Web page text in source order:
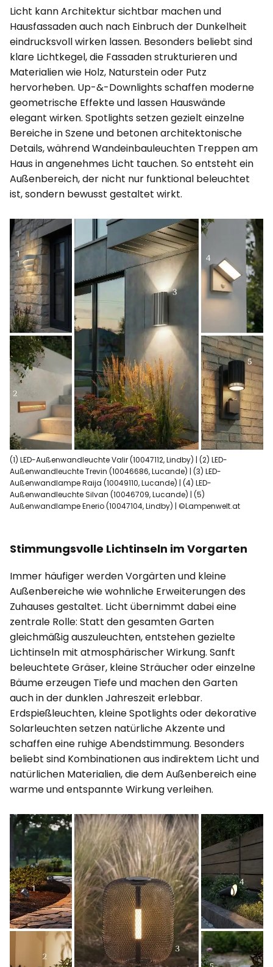
Licht kann Architektur sichtbar machen und
Hausfassaden auch nach Einbruch der Dunkelheit
eindrucksvoll wirken lassen. Besonders beliebt sind
klare Lichtkegel, die Fassaden strukturieren und
Materialien wie Holz, Naturstein oder Putz
hervorheben. Up-&-Downlights schaffen moderne
geometrische Effekte und lassen Hauswände
elegant wirken. Spotlights setzen gezielt einzelne
Bereiche in Szene und betonen architektonische
Details, während Wandeinbauleuchten Treppen am
Haus in angenehmes Licht tauchen. So entsteht ein
Außenbereich, der nicht nur funktional beleuchtet
ist, sondern bewusst gestaltet wirkt.
(1) LED-Außenwandleuchte Valir (10047112, Lindby) | (2) LED-
Außenwandleuchte Trevin (10046686, Lucande) | (3) LED-
Außenwandlampe Raija (10049110, Lucande) | (4) LED-
Außenwandleuchte Silvan (10046709, Lucande) | (5)
Außenwandlampe Enerio (10047104, Lindby) | ©Lampenwelt.at
Stimmungsvolle Lichtinseln im Vorgarten
Immer häufiger werden Vorgärten und kleine
Außenbereiche wie wohnliche Erweiterungen des
Zuhauses gestaltet. Licht übernimmt dabei eine
zentrale Rolle: Statt den gesamten Garten
gleichmäßig auszuleuchten, entstehen gezielte
Lichtinseln mit atmosphärischer Wirkung. Sanft
beleuchtete Gräser, kleine Sträucher oder einzelne
Bäume erzeugen Tiefe und machen den Garten
auch in der dunklen Jahreszeit erlebbar.
Erdspießleuchten, kleine Spotlights oder dekorative
Solarleuchten setzen natürliche Akzente und
schaffen eine ruhige Abendstimmung. Besonders
beliebt sind Kombinationen aus indirektem Licht und
natürlichen Materialien, die dem Außenbereich eine
warme und entspannte Wirkung verleihen.